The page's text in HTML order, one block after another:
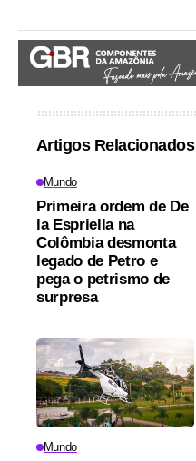
Artigos Relacionados
Mundo
Primeira ordem de De
la Espriella na
Colômbia desmonta
legado de Petro e
pega o petrismo de
surpresa
Mundo